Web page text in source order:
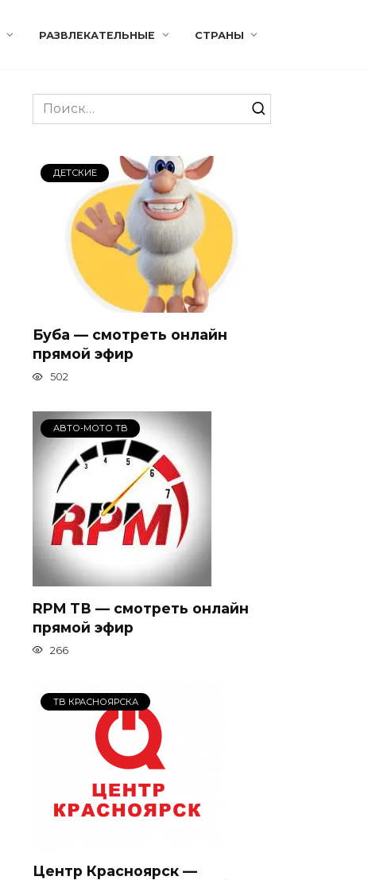
РАЗВЛЕКАТЕЛЬНЫЕ СТРАНЫ
Search
for:
ДЕТСКИЕ
Буба — смотреть онлайн
прямой эфир
502
АВТО-МОТО ТВ
RPM ТВ — смотреть онлайн
прямой эфир
266
ТВ КРАСНОЯРСКА
Центр Красноярск —